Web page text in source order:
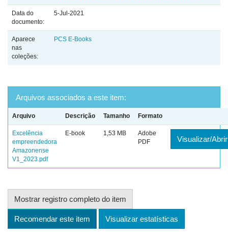
Data do
documento:
5-Jul-2021
Aparece
nas
coleções:
PCS E-Books
Arquivos associados a este item:
Arquivo Descrição Tamanho Formato
Excelência
empreendedora
Amazonense
V1_2023.pdf
E-book 1,53 MB
Adobe
PDF
Visualizar/Abrir
Mostrar registro completo do item
Recomendar este item Visualizar estatísticas